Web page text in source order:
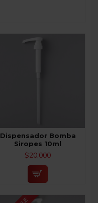
Dispensador Bomba
Siropes 10ml
$20,000